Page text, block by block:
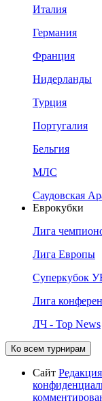
Италия
Германия
Франция
Нидерланды
Турция
Португалия
Бельгия
МЛС
Саудовская
Еврокубки
Лига
Лига Европы
Суперкубок
Лига
ЛЧ - Top News
Ко всем турнирам
Сайт Редакция